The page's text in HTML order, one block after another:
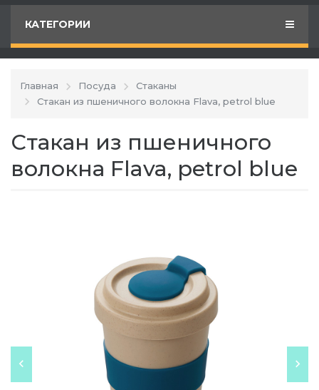
КАТЕГОРИИ
Главная Посуда
Стаканы
Стакан из пшеничного волокна Flava, petrol blue
Стакан из пшеничного
волокна Flava, petrol blue